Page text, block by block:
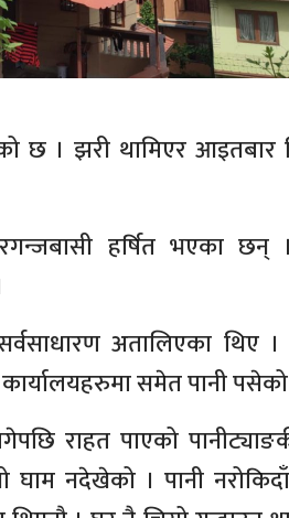
छ । झरी थामिएर आइतबार
हर्षित भएका
अतालिएका थिए ।
समेत पानी पसेको
राहत पाएको
घाम नदेखेको । पानी